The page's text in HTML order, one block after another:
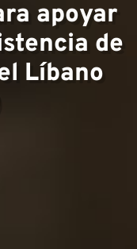
apoyar
de
Líbano